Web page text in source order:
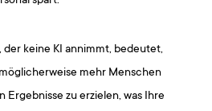
der keine KI annimmt, bedeutet,
mehr Menschen
Ergebnisse zu erzielen, was Ihre